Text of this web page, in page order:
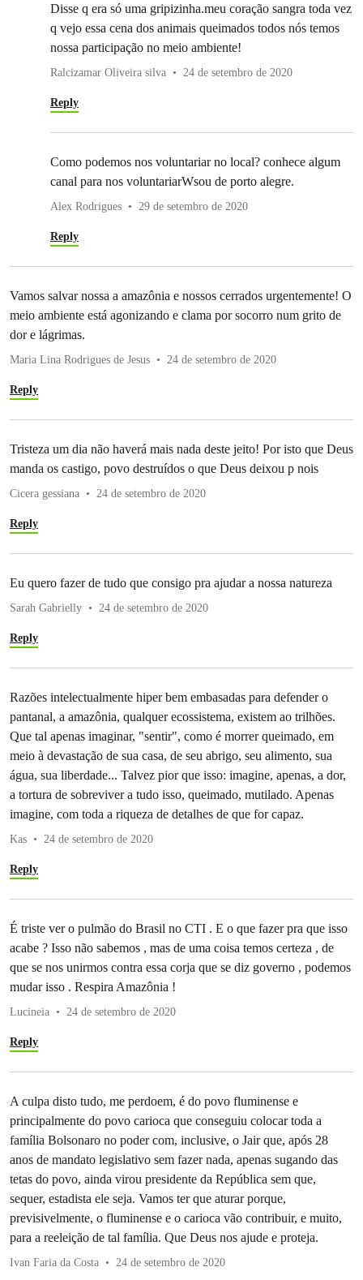
Disse q era só uma gripizinha.meu coração sangra toda vez
q vejo essa cena dos animais queimados todos nós temos
nossa participação no meio ambiente!
Ralcizamar Oliveira silva 24 de setembro de 2020
Reply
Como podemos nos voluntariar no local? conhece algum
canal para nos voluntariarWsou de porto alegre.
Alex Rodrigues 29 de setembro de 2020
Reply
Vamos salvar nossa a amazônia e nossos cerrados urgentemente! O
meio ambiente está agonizando e clama por socorro num grito de
dor e lágrimas.
Maria Lina Rodrigues de Jesus 24 de setembro de 2020
Reply
Tristeza um dia não haverá mais nada deste jeito! Por isto que Deus
manda os castigo, povo destruídos o que Deus deixou p nois
Cicera gessiana 24 de setembro de 2020
Reply
Eu quero fazer de tudo que consigo pra ajudar a nossa natureza
Sarah Gabrielly 24 de setembro de 2020
Reply
Razões intelectualmente hiper bem embasadas para defender o
pantanal, a amazônia, qualquer ecossistema, existem ao trilhões.
Que tal apenas imaginar, "sentir", como é morrer queimado, em
meio à devastação de sua casa, de seu abrigo, seu alimento, sua
água, sua liberdade... Talvez pior que isso: imagine, apenas, a dor,
a tortura de sobreviver a tudo isso, queimado, mutilado. Apenas
imagine, com toda a riqueza de detalhes de que for capaz.
Kas 24 de setembro de 2020
Reply
É triste ver o pulmão do Brasil no CTI . E o que fazer pra que isso
acabe ? Isso não sabemos , mas de uma coisa temos certeza , de
que se nos unirmos contra essa corja que se diz governo , podemos
mudar isso . Respira Amazônia !
Lucineia 24 de setembro de 2020
Reply
A culpa disto tudo, me perdoem, é do povo fluminense e
principalmente do povo carioca que conseguiu colocar toda a
família Bolsonaro no poder com, inclusive, o Jair que, após 28
anos de mandato legislativo sem fazer nada, apenas sugando das
tetas do povo, ainda virou presidente da República sem que,
sequer, estadista ele seja. Vamos ter que aturar porque,
previsivelmente, o fluminense e o carioca vão contribuir, e muito,
para a reeleição de tal família. Que Deus nos ajude e proteja.
Ivan Faria da Costa 24 de setembro de 2020